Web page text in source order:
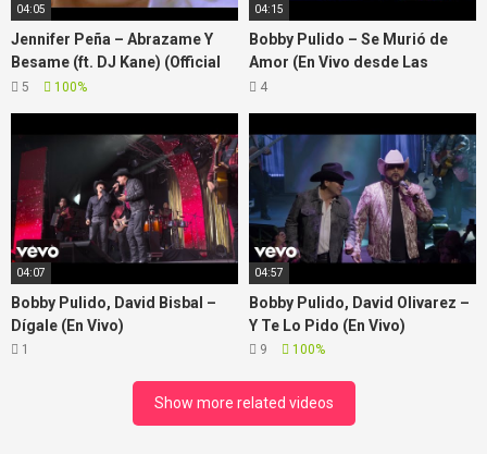
04:05
Jennifer Peña – Abrazame Y
Besame (ft. DJ Kane) (Official
Video)
5 100%
04:15
Bobby Pulido – Se Murió de
Amor (En Vivo desde Las
Vegas)
4
04:07
Bobby Pulido, David Bisbal –
Dígale (En Vivo)
1
04:57
Bobby Pulido, David Olivarez –
Y Te Lo Pido (En Vivo)
9 100%
Show more related videos